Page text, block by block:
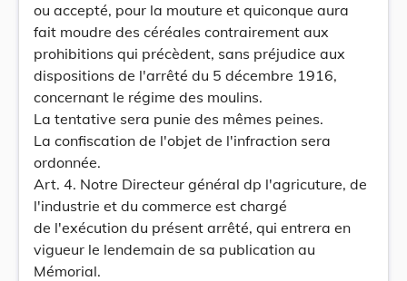
ou accepté, pour la mouture et quiconque aura
fait moudre des céréales contrairement aux
prohibitions qui précèdent, sans préjudice aux
dispositions de l'arrêté du 5 décembre 1916,
concernant le régime des moulins.
La tentative sera punie des mêmes peines.
La confiscation de l'objet de l'infraction sera
ordonnée.
Art. 4. Notre Directeur général dp l'agricuture, de
l'industrie et du commerce est chargé
de l'exécution du présent arrêté, qui entrera en
vigueur le lendemain de sa publication au
Mémorial.